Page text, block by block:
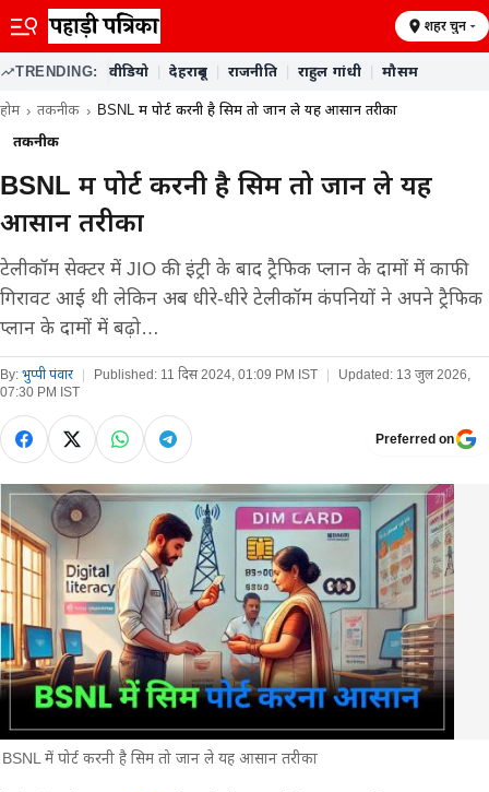
शहर चुनें
TRENDING: वीडियो देहरादून राजनीति राहुल गांधी मौसम
होम तकनीक BSNL में पोर्ट करनी है सिम तो जान ले यह आसान तरीका
तकनीक
BSNL में पोर्ट करनी है सिम तो जान ले यह
आसान तरीका
टेलीकॉम सेक्टर में JIO की इंट्री के बाद ट्रैफिक प्लान के दामों में काफी
गिरावट आई थी लेकिन अब धीरे-धीरे टेलीकॉम कंपनियों ने अपने ट्रैफिक
प्लान के दामों में बढ़ो…
By: भुप्पी पंवार Published: 11 दिस 2024, 01:09 PM IST Updated: 13 जुल 2026,
07:30 PM IST
Preferred on
BSNL में पोर्ट करनी है सिम तो जान ले यह आसान तरीका